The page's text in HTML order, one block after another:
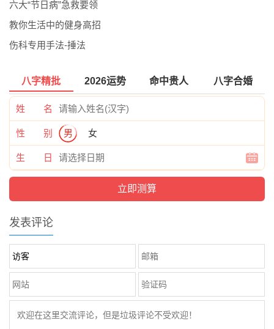
六大“节日病”急救要领
教你生活中的健身高招
伤科专用手法-捶法
八字精批 2026运势 命中贵人 八字合婚
姓 名
性 别 男 女
生 日
发表评论